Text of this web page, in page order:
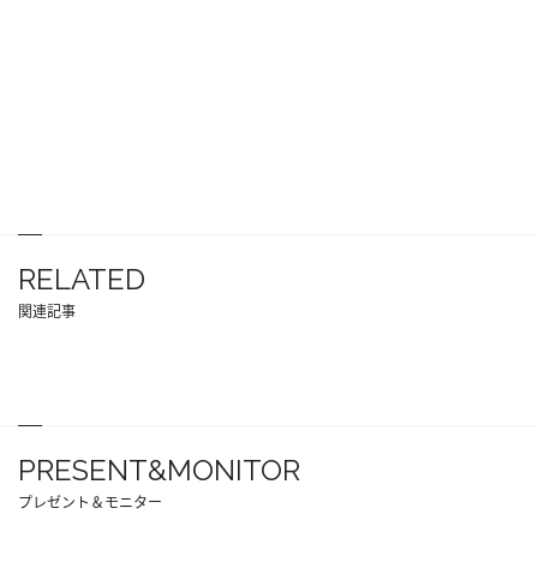
RELATED
関連記事
PRESENT&MONITOR
プレゼント＆モニター